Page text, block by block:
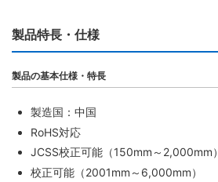
製品特長・仕様
製品の基本仕様・特長
製造国：中国
RoHS対応
JCSS校正可能（150mm～2,000mm）
校正可能（2001mm～6,000mm）